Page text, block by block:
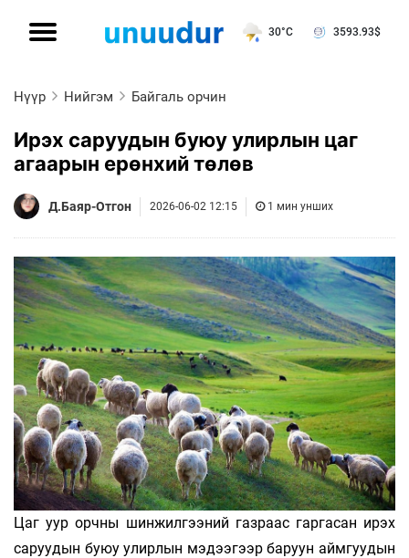
30°C 3593.93$
Нүүр Нийгэм Байгаль орчин
Ирэх саруудын буюу улирлын цаг
агаарын ерөнхий төлөв
Д.Баяр-Отгон 2026-06-02 12:15 1 мин унших
Цаг уур орчны шинжилгээний газраас гаргасан ирэх
саруудын буюу улирлын мэдээгээр баруун аймгуудын